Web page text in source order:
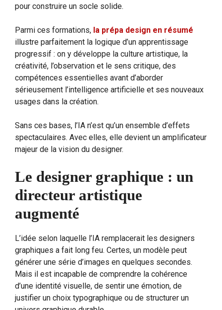
pour construire un socle solide.
Parmi ces formations, la prépa design en résumé
illustre parfaitement la logique d’un apprentissage
progressif : on y développe la culture artistique, la
créativité, l’observation et le sens critique, des
compétences essentielles avant d’aborder
sérieusement l’intelligence artificielle et ses nouveaux
usages dans la création.
Sans ces bases, l’IA n’est qu’un ensemble d’effets
spectaculaires. Avec elles, elle devient un amplificateur
majeur de la vision du designer.
Le designer graphique : un
directeur artistique
augmenté
L’idée selon laquelle l’IA remplacerait les designers
graphiques a fait long feu. Certes, un modèle peut
générer une série d’images en quelques secondes.
Mais il est incapable de comprendre la cohérence
d’une identité visuelle, de sentir une émotion, de
justifier un choix typographique ou de structurer un